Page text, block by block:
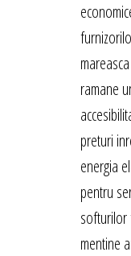
ramane
preturi
energia
pentru
softurilor
mentine